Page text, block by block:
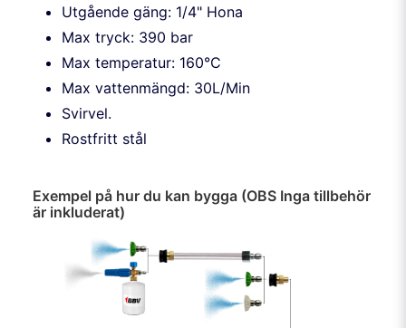
Utgående gäng: 1/4" Hona
Max tryck: 390 bar
Max temperatur: 160°C
Max vattenmängd: 30L/Min
Svirvel.
Rostfritt stål
Exempel på hur du kan bygga (OBS Inga tillbehör
är inkluderat)